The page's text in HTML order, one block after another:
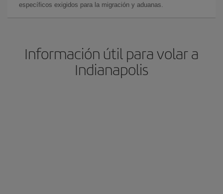
específicos exigidos para la migración y aduanas.
Información útil para volar a
Indianapolis